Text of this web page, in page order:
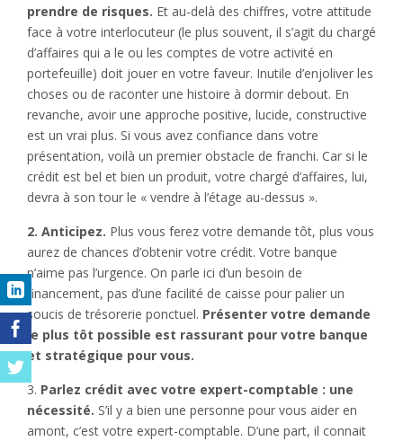
prendre de risques. Et au-delà des chiffres, votre attitude
face à votre interlocuteur (le plus souvent, il s’agit du chargé
d’affaires qui a le ou les comptes de votre activité en
portefeuille) doit jouer en votre faveur. Inutile d’enjoliver les
choses ou de raconter une histoire à dormir debout. En
revanche, avoir une approche positive, lucide, constructive
est un vrai plus. Si vous avez confiance dans votre
présentation, voilà un premier obstacle de franchi. Car si le
crédit est bel et bien un produit, votre chargé d’affaires, lui,
devra à son tour le « vendre à l’étage au-dessus ».
2. Anticipez. Plus vous ferez votre demande tôt, plus vous
aurez de chances d’obtenir votre crédit. Votre banque
n’aime pas l’urgence. On parle ici d’un besoin de
financement, pas d’une facilité de caisse pour palier un
soucis de trésorerie ponctuel. Présenter votre demande
le plus tôt possible est rassurant pour votre banque
et stratégique pour vous.
3. Parlez crédit avec votre expert-comptable : une
nécessité. S’il y a bien une personne pour vous aider en
amont, c’est votre expert-comptable. D’une part, il connait